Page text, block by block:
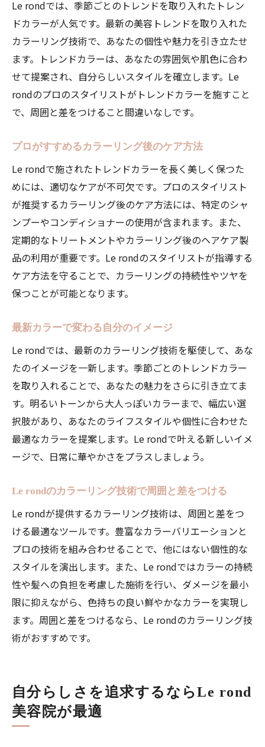
Le rondでは、季節ごとのトレンドを取り入れたトレン
ドカラーが人気です。最新の美容トレンドを取り入れた
カラーリング技術で、あなたの個性や魅力を引き立たせ
ます。トレンドカラーは、あなたの雰囲気や肌色に合わ
せて提案され、自分らしいスタイルを確立します。Le
rondのプロのスタイリストがトレンドカラーを施すこと
で、周囲と差をつけること間違いなしです。
プロがすすめるカラーリング後のケア方法
Le rondで施されたトレンドカラーを長く美しく保つた
めには、適切なケアが不可欠です。プロのスタイリスト
が推奨するカラーリング後のケア方法には、特定のシャ
ンプーやコンディショナーの使用が含まれます。また、
定期的なトリートメントやカラーリング後のヘアケア製
品の利用が重要です。Le rondのスタイリストが指導する
ケア方法を守ることで、カラーリングの持続性やツヤを
保つことが可能となります。
最新カラーで変わる自分のイメージ
Le rondでは、最新のカラーリング技術を駆使して、あな
たのイメージを一新します。季節ごとのトレンドカラー
を取り入れることで、あなたの魅力をさらに引き立てま
す。明るいトーンから大人っぽいカラーまで、幅広い選
択肢があり、あなたのライフスタイルや個性に合わせた
最適なカラーを提案します。Le rondで叶える新しいイメ
ージで、日常に華やかさをプラスしましょう。
Le rondのカラーリング技術で周囲と差をつける
Le rondが提供するカラーリング技術は、周囲と差をつ
ける最適なツールです。豊富なカラーバリエーションと
プロの技術を組み合わせることで、他にはない個性的な
スタイルを演出します。また、Le rondではカラーの持続
性や髪への負担を考慮した施術を行い、ダメージを最小
限に抑えながら、色持ちの良い鮮やかなカラーを実現し
ます。周囲と差をつけるなら、Le rondのカラーリング技
術がおすすめです。
自分らしさを追求するならLe rond
美容院が最適